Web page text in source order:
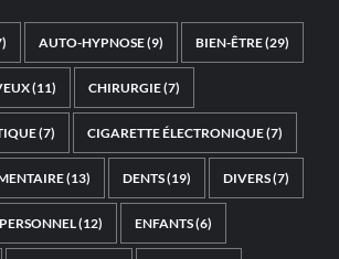
AUTO-HYPNOSE(9) BIEN-ÊTRE(29)
(11) CHIRURGIE(7)
(7) CIGARETTE ÉLECTRONIQUE(7)
(13) DENTS(19) DIVERS(7)
(12) ENFANTS(6)